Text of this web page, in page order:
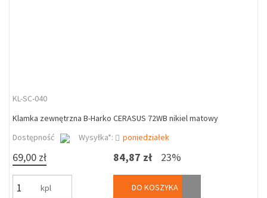
KL-SC-040
Klamka zewnętrzna B-Harko CERASUS 72WB nikiel matowy
Dostępność
Wysyłka*: poniedziałek
69,00 zł
kpl
84,87 zł 23%
DO KOSZYKA